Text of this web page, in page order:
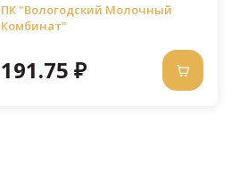
ПК "Вологодский Молочный
Комбинат"
191.75 ₽